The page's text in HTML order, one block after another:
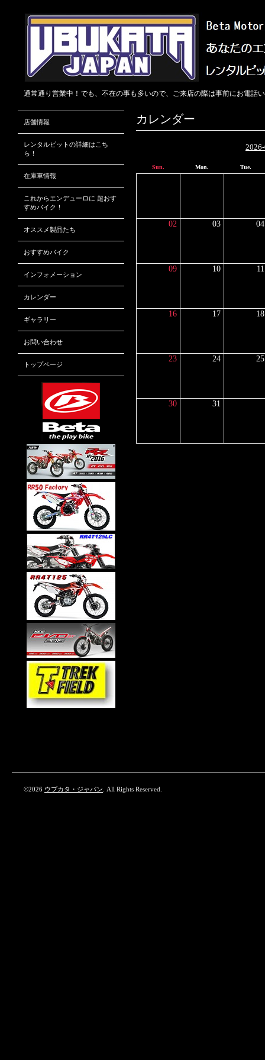
通常通り営業中！でも、不在の事も多いので、ご来店の際は事前にお電話
カレンダー
Sun. Mon. Tue.
02 03 04
09 10 11
16 17 18
23 24 25
30 31
店舗情報
レンタルピットの詳細はこち
ら！
在庫車情報
これからエンデューロに 超おす
すめバイク！
オススメ製品たち
おすすめバイク
インフォメーション
カレンダー
ギャラリー
お問い合わせ
トップページ
©2026 ウブカタ・ジャパン . All Rights Reserved.